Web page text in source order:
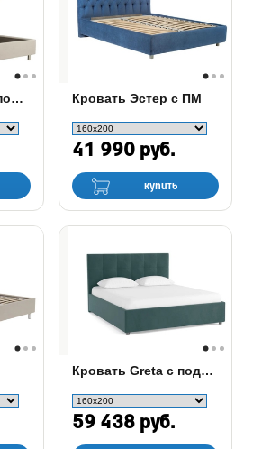
Кровать Кейли с подъемным механизмом Кровать Эстер с ПМ
41 990 руб.
купить
Кровать Greta с подъемным механизмом
59 438 руб.